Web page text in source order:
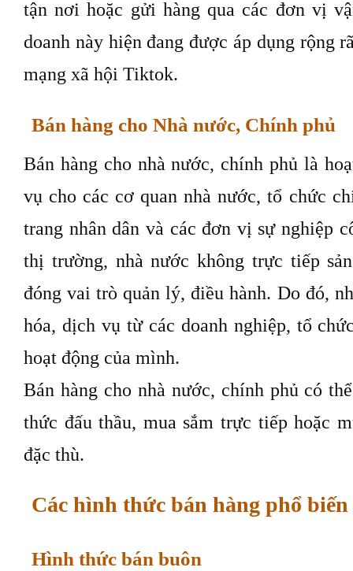
tận nơi hoặc gửi hàng qua các đơn vị
doanh này hiện đang được áp dụng rộng
mạng xã hội Tiktok.
Bán hàng cho Nhà nước, Chính phủ
Bán hàng cho nhà nước, chính phủ là
vụ cho các cơ quan nhà nước, tổ chức
trang nhân dân và các đơn vị sự nghiệp
thị trường, nhà nước không trực tiếp
đóng vai trò quản lý, điều hành. Do đó,
hóa, dịch vụ từ các doanh nghiệp, tổ
hoạt động của mình.
Bán hàng cho nhà nước, chính phủ có
thức đấu thầu, mua sắm trực tiếp hoặc
đặc thù.
Các hình thức bán hàng phổ
Hình thức bán buôn